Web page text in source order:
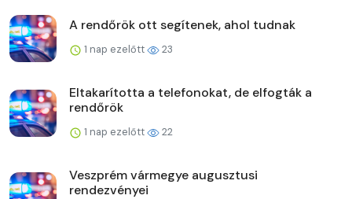
A rendőrök ott segítenek, ahol tudnak
1 nap ezelőtt 23
Eltakarította a telefonokat, de elfogták a
rendőrök
1 nap ezelőtt 22
Veszprém vármegye augusztusi
rendezvényei